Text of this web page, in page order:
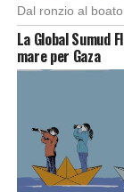
La Global
mare per Gaza